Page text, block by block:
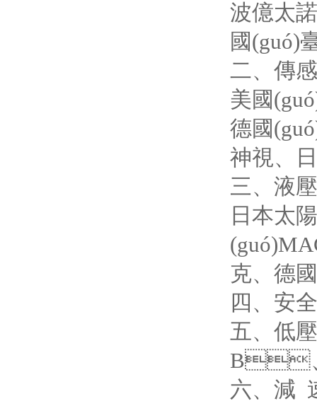
波億太
國(guó)臺
二、
美國
德國
神視、
三、液
日本太
克、德
四、
五、
B、
六